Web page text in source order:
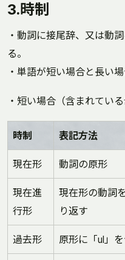
3.時制
・動詞に接尾辞、又は動
る。
・単語が短い場合と長い
・短い場合（含まれてい
時制 表記方法
現在形 動詞の原形
現在進
行形
現在形の動詞
り返す
過去形 原形に「ul」